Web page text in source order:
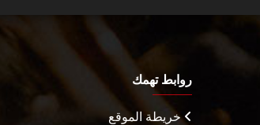
روابط تهمك
خريطة الموقع